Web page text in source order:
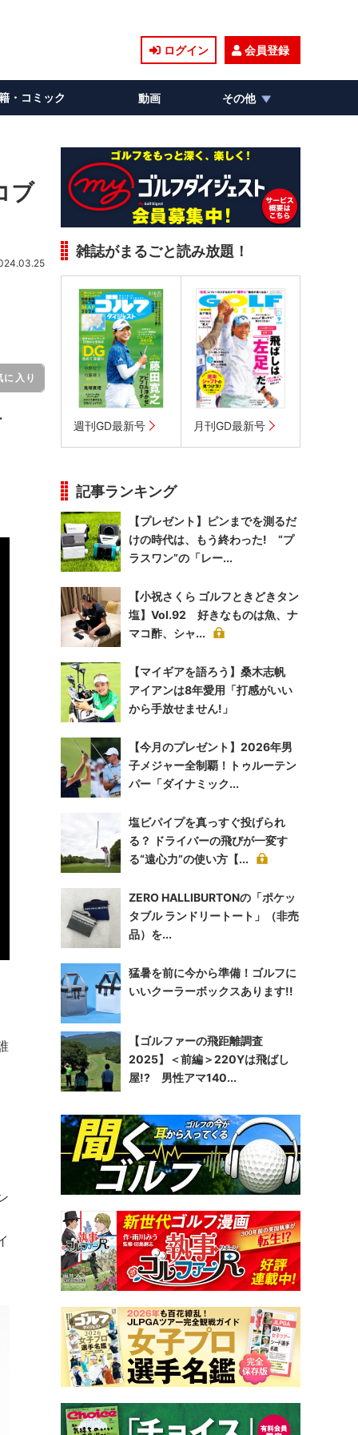
ログイン 会員登録
・コミック 動画 その他
ブ
に入り
雑誌がまるごと読み放題！
週刊GD最新号 月刊GD最新号
記事ランキング
【プレゼント】ピンまでを測るだ
けの時代は、もう終わった! “プ
ラスワン”の「レー...
【小祝さくら ゴルフときどきタン
塩】Vol.92 好きなものは魚、ナ
マコ酢、シャ...
【マイギアを語ろう】桑木志帆
アイアンは8年愛用「打感がいい
から手放せません!」
【今月のプレゼント】2026年男
子メジャー全制覇！トゥルーテン
パー「ダイナミック...
塩ビパイプを真っすぐ投げられ
る？ ドライバーの飛びが一変す
る“遠心力”の使い方【...
ZERO HALLIBURTONの「ポケッ
タブル ランドリートート」（非売
品）を...
猛暑を前に今から準備！ゴルフに
いいクーラーボックスあります!!
【ゴルファーの飛距離調査
2025】＜前編＞220Yは飛ばし
屋!? 男性アマ140...